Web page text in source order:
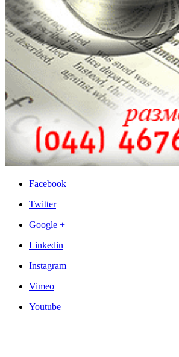
Facebook
Twitter
Google +
Linkedin
Instagram
Vimeo
Youtube